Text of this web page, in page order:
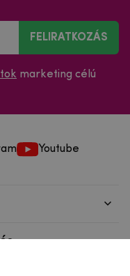
FELIRATKOZÁS
marketing célú
Youtube